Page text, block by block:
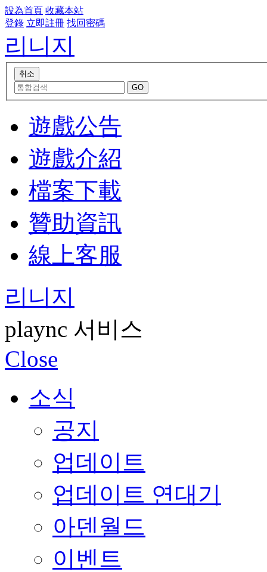
設為首頁 收藏本站
登錄 立即註冊 找回密碼
리니지
遊戲公告
遊戲介紹
檔案下載
贊助資訊
線上客服
리니지
plaync 서비스
Close
소식
공지
업데이트
업데이트 연대기
아덴월드
이벤트